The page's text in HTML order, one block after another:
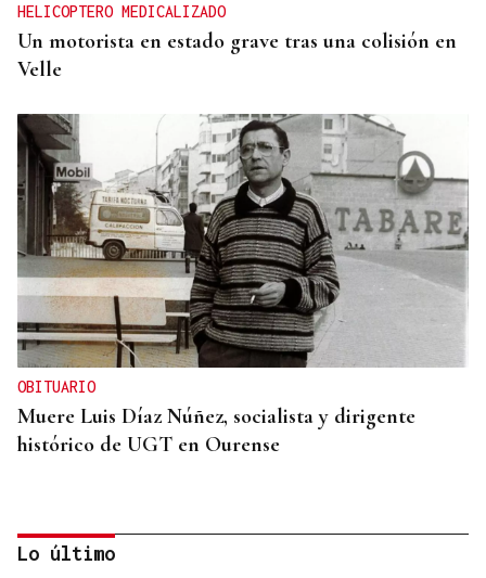
HELICOPTERO MEDICALIZADO
Un motorista en estado grave tras una colisión en
Velle
OBITUARIO
Muere Luis Díaz Núñez, socialista y dirigente
histórico de UGT en Ourense
Lo último